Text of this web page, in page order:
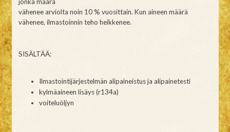
vähenee arviolta noin 10 % vuosittain. Kun aineen määrä
vähenee, ilmastoinnin teho heikkenee.
SISÄLTÄÄ:
Ilmastointijärjestelmän alipaineistus ja alipainetesti
kylmäaineen lisäys (r134a)
voiteluöljyn